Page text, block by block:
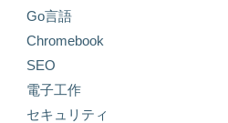
Go言語
Chromebook
SEO
電子工作
セキュリティ